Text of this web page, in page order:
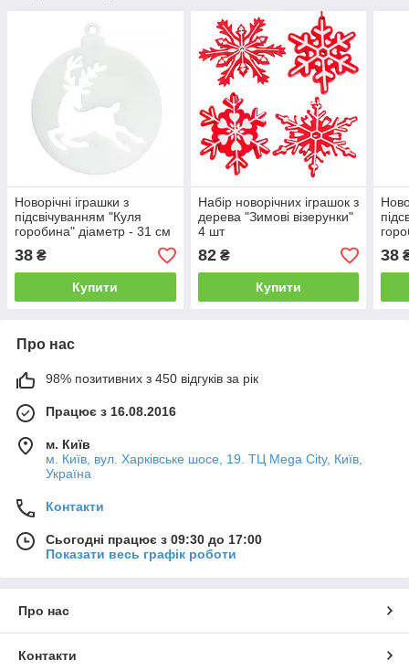
Новорічні іграшки з
підсвічуванням "Куля
горобина" діаметр - 31 см
38 ₴
Купити
Набір новорічних іграшок з
дерева "Зимові візерунки"
4 шт
82₴
Купити
38
Про нас
98% позитивних з 450 відгуків за рік
Працює з 16.08.2016
м. Київ
м. Київ, вул. Харківське шосе, 19. ТЦ Mega City, Київ,
Україна
Контакти
Сьогодні працює з 09:30 до 17:00
Показати весь графік роботи
Про нас
Контакти